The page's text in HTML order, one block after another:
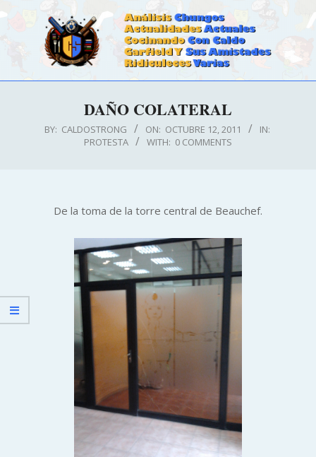
CALDOSTRONG.COM
DAÑO COLATERAL
BY: CALDOSTRONG ON: OCTUBRE 12, 2011
IN:
PROTESTA
WITH: 0 COMMENTS
De la toma de la torre central de Beauchef.